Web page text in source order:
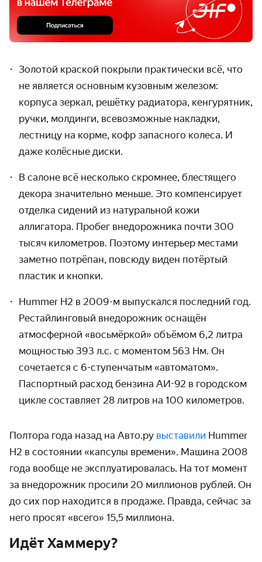
Золотой краской покрыли практически всё, что
не является основным кузовным железом:
корпуса зеркал, решётку радиатора, кенгурятник,
ручки, молдинги, всевозможные накладки,
лестницу на корме, кофр запасного колеса. И
даже колёсные диски.
В салоне всё несколько скромнее, блестящего
декора значительно меньше. Это компенсирует
отделка сидений из натуральной кожи
аллигатора. Пробег внедорожника почти 300
тысяч километров. Поэтому интерьер местами
заметно потрёпан, повсюду виден потёртый
пластик и кнопки.
Hummer H2 в 2009-м выпускался последний год.
Рестайлинговый внедорожник оснащён
атмосферной «восьмёркой» объёмом 6,2 литра
мощностью 393 л.с. с моментом 563 Нм. Он
сочетается с 6-ступенчатым «автоматом».
Паспортный расход бензина АИ-92 в городском
цикле составляет 28 литров на 100 километров.
Полтора года назад на Авто.ру выставили Hummer
H2 в состоянии «капсулы времени». Машина 2008
года вообще не эксплуатировалась. На тот момент
за внедорожник просили 20 миллионов рублей. Он
до сих пор находится в продаже. Правда, сейчас за
него просят «всего» 15,5 миллиона.
Идёт Хаммеру?